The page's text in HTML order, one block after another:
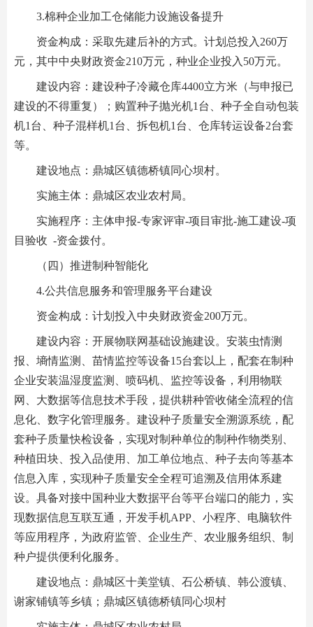
3.棉种企业加工仓储能力设施设备提升
资金构成：采取先建后补的方式。计划总投入260万
元，其中中央财政资金210万元，种业企业投入50万元。
建设内容：建设种子冷藏仓库4400立方米（与申报已
建设的不得重复）；购置种子抛光机1台、种子全自动包装
机1台、种子混样机1台、拆包机1台、仓库转运设备2台套
等。
建设地点：鼎城区镇德桥镇同心坝村。
实施主体：鼎城区农业农村局。
实施程序：主体申报-专家评审-项目审批-施工建设-项
目验收 -资金拨付。
（四）推进制种智能化
4.公共信息服务和管理服务平台建设
资金构成：计划投入中央财政资金200万元。
建设内容：开展物联网基础设施建设。安装虫情测
报、墒情监测、苗情监控等设备15台套以上，配套在制种
企业安装温湿度监测、喷码机、监控等设备，利用物联
网、大数据等信息技术手段，提供耕种管收储全流程的信
息化、数字化管理服务。建设种子质量安全溯源系统，配
套种子质量快检设备，实现对制种单位的制种作物类别、
种植田块、投入品使用、加工单位地点、种子去向等基本
信息入库，实现种子质量安全全程可追溯及信用体系建
设。具备对接中国种业大数据平台等平台端口的能力，实
现数据信息互联互通，开发手机APP、小程序、电脑软件
等应用程序，为政府监管、企业生产、农业服务组织、制
种户提供便利化服务。
建设地点：鼎城区十美堂镇、石公桥镇、韩公渡镇、
谢家铺镇等乡镇；鼎城区镇德桥镇同心坝村